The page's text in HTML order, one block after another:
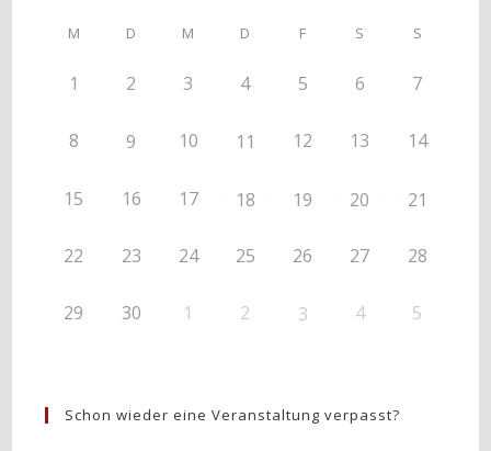
M D M D F S S
1 2 3 4 5 6 7
8 9 10 11 12 13 14
15 16 17 18 19 20 21
22 23 24 25 26 27 28
29 30 1 2 3 4 5
Schon wieder eine Veranstaltung verpasst?